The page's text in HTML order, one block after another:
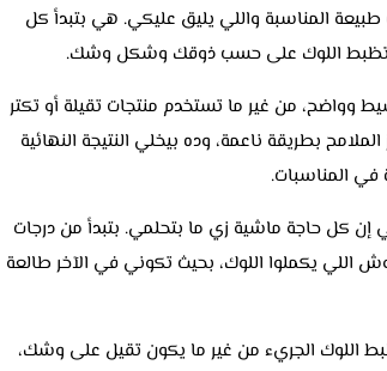
المناسبة واللي يليق عليكي. هي بتبدأ كل
وتظبط اللوك على حسب ذوقك وشكل وشك.
وواضح، من غير ما تستخدم منتجات تقيلة أو تكتر
بطريقة ناعمة، وده بيخلي النتيجة النهائية
المناسبات.
كل حاجة ماشية زي ما بتحلمي. بتبدأ من درجات
اللي يكملوا اللوك، بحيث تكوني في الآخر طالعة
اللوك الجريء من غير ما يكون تقيل على وشك،